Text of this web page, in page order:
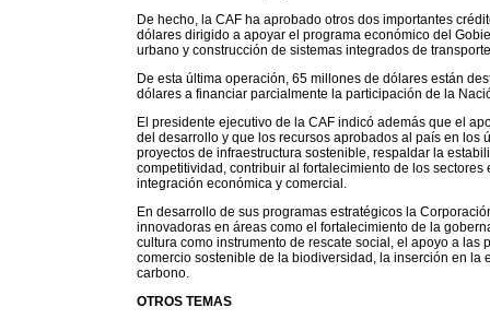
De hecho, la CAF ha aprobado otros dos importantes
dólares dirigido a apoyar el programa económico del
urbano y construcción de sistemas integrados de
De esta última operación, 65 millones de dólares están
dólares a financiar parcialmente la participación de la
El presidente ejecutivo de la CAF indicó además que el
del desarrollo y que los recursos aprobados al país en los
proyectos de infraestructura sostenible, respaldar la
competitividad, contribuir al fortalecimiento de los
integración económica y comercial.
En desarrollo de sus programas estratégicos la
innovadoras en áreas como el fortalecimiento de la
cultura como instrumento de rescate social, el apoyo a las
comercio sostenible de la biodiversidad, la inserción en
carbono.
OTROS TEMAS